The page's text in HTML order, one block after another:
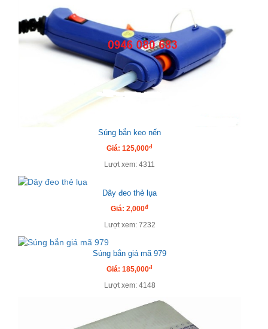
Súng bắn keo nến
Giá: 125,000đ
Lượt xem: 4311
Dây đeo thẻ lụa
Giá: 2,000đ
Lượt xem: 7232
Súng bắn giá mã 979
Giá: 185,000đ
Lượt xem: 4148